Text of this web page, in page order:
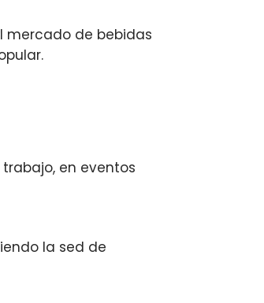
mercado de bebidas
en eventos
la sed de